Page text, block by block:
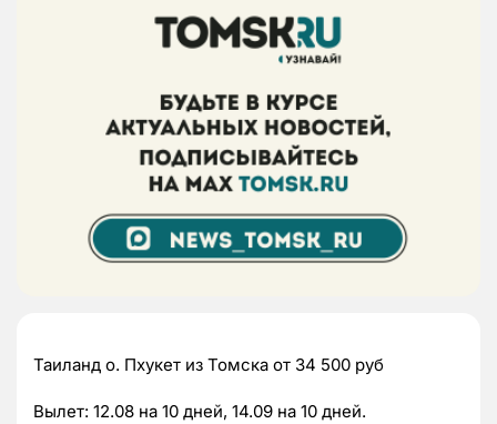
Таиланд о. Пхукет из Томска от 34 500 руб
Вылет: 12.08 на 10 дней, 14.09 на 10 дней.